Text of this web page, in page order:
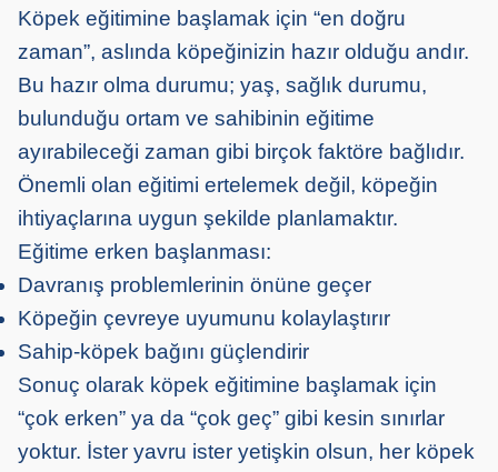
Köpek eğitimine başlamak için “en doğru
zaman”, aslında köpeğinizin hazır olduğu andır.
Bu hazır olma durumu; yaş, sağlık durumu,
bulunduğu ortam ve sahibinin eğitime
ayırabileceği zaman gibi birçok faktöre bağlıdır.
Önemli olan eğitimi ertelemek değil, köpeğin
ihtiyaçlarına uygun şekilde planlamaktır.
Eğitime erken başlanması:
Davranış problemlerinin önüne geçer
Köpeğin çevreye uyumunu kolaylaştırır
Sahip-köpek bağını güçlendirir
Sonuç olarak köpek eğitimine başlamak için
“çok erken” ya da “çok geç” gibi kesin sınırlar
yoktur. İster yavru ister yetişkin olsun, her köpek